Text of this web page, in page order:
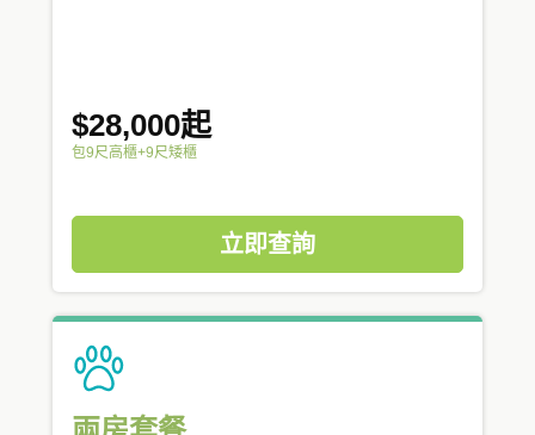
$28,000起
包9尺高櫃+9尺矮櫃
立即查詢